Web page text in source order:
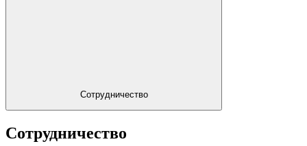
Сотрудничество
Сотрудничество